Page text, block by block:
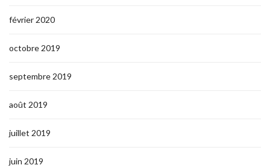
février 2020
octobre 2019
septembre 2019
août 2019
juillet 2019
juin 2019